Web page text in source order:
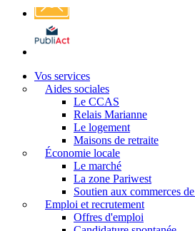
Affichage
légal
Vos services
Aides sociales
Le CCAS
Relais Marianne
Le logement
Maisons de retraite
Économie locale
Le marché
La zone Pariwest
Soutien aux commerces
Emploi et recrutement
Offres d'emploi